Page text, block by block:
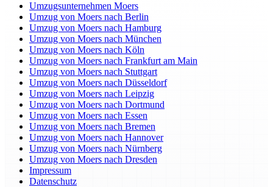
Umzugsunternehmen Moers
Umzug von Moers nach Berlin
Umzug von Moers nach Hamburg
Umzug von Moers nach München
Umzug von Moers nach Köln
Umzug von Moers nach Frankfurt am Main
Umzug von Moers nach Stuttgart
Umzug von Moers nach Düsseldorf
Umzug von Moers nach Leipzig
Umzug von Moers nach Dortmund
Umzug von Moers nach Essen
Umzug von Moers nach Bremen
Umzug von Moers nach Hannover
Umzug von Moers nach Nürnberg
Umzug von Moers nach Dresden
Impressum
Datenschutz